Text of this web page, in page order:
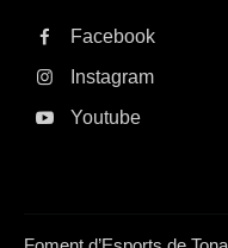
Facebook
Instagram
Youtube